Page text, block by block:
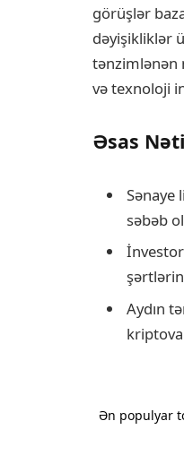
görüşlər
dəyişikliklər
tənzimlənən
və texnoloji
Əsas
Sənaye
səbəb
Aydın
Ən populyar